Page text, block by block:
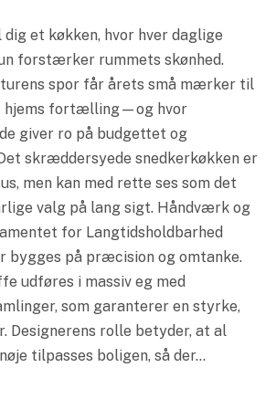
et køkken, hvor hver daglige
forstærker rummets skønhed.
spor får årets små mærker til
hjems fortælling—og hvor
giver ro på budgettet og
skræddersyede snedkerkøkken er
men kan med rette ses som det
valg på lang sigt. Håndværk og
for Langtidsholdbarhed
bygges på præcision og omtanke.
udføres i massiv eg med
som garanterer en styrke,
Designerens rolle betyder, at al
tilpasses boligen, så der…